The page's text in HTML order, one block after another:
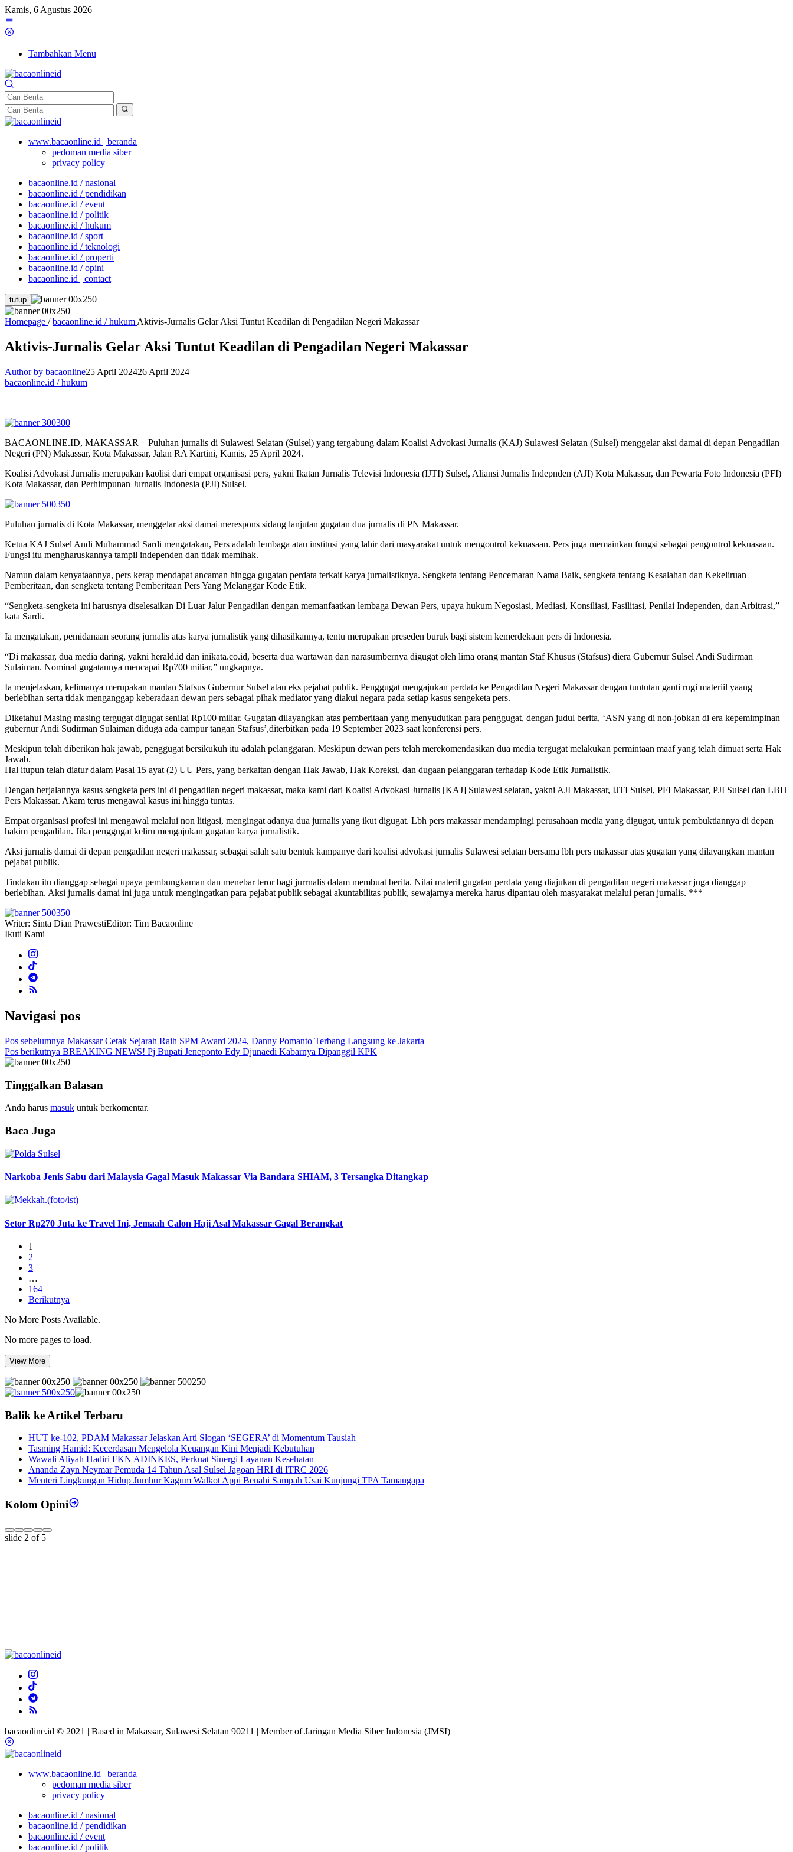
Kamis, 6 Agustus 2026
Tambahkan Menu
www.bacaonline.id | beranda
pedoman media siber
privacy policy
bacaonline.id / nasional
bacaonline.id / pendidikan
bacaonline.id / event
bacaonline.id / politik
bacaonline.id / hukum
bacaonline.id / sport
bacaonline.id / teknologi
bacaonline.id / properti
bacaonline.id / opini
bacaonline.id | contact
tutup
Homepage / bacaonline.id / hukum Aktivis-Jurnalis Gelar Aksi Tuntut Keadilan di Pengadilan Negeri Makassar
Aktivis-Jurnalis Gelar Aksi Tuntut Keadilan di Pengadilan Negeri Makassar
Author by bacaonline25 April 202426 April 2024
bacaonline.id / hukum
BACAONLINE.ID, MAKASSAR – Puluhan jurnalis di Sulawesi Selatan (Sulsel) yang tergabung dalam Koalisi Advokasi Jurnalis (KAJ) Sulawesi Selatan (Sulsel) menggelar aksi damai di depan Pengadilan
Negeri (PN) Makassar, Kota Makassar, Jalan RA Kartini, Kamis, 25 April 2024.
Koalisi Advokasi Jurnalis merupakan kaolisi dari empat organisasi pers, yakni Ikatan Jurnalis Televisi Indonesia (IJTI) Sulsel, Aliansi Jurnalis Indepnden (AJI) Kota Makassar, dan Pewarta Foto Indonesia (PFI)
Kota Makassar, dan Perhimpunan Jurnalis Indonesia (PJI) Sulsel.
Puluhan jurnalis di Kota Makassar, menggelar aksi damai merespons sidang lanjutan gugatan dua jurnalis di PN Makassar.
Ketua KAJ Sulsel Andi Muhammad Sardi mengatakan, Pers adalah lembaga atau institusi yang lahir dari masyarakat untuk mengontrol kekuasaan. Pers juga memainkan fungsi sebagai pengontrol kekuasaan.
Fungsi itu mengharuskannya tampil independen dan tidak memihak.
Namun dalam kenyataannya, pers kerap mendapat ancaman hingga gugatan perdata terkait karya jurnalistiknya. Sengketa tentang Pencemaran Nama Baik, sengketa tentang Kesalahan dan Kekeliruan
Pemberitaan, dan sengketa tentang Pemberitaan Pers Yang Melanggar Kode Etik.
“Sengketa-sengketa ini harusnya diselesaikan Di Luar Jalur Pengadilan dengan memanfaatkan lembaga Dewan Pers, upaya hukum Negosiasi, Mediasi, Konsiliasi, Fasilitasi, Penilai Independen, dan Arbitrasi,”
kata Sardi.
Ia mengatakan, pemidanaan seorang jurnalis atas karya jurnalistik yang dihasilkannya, tentu merupakan preseden buruk bagi sistem kemerdekaan pers di Indonesia.
“Di makassar, dua media daring, yakni herald.id dan inikata.co.id, beserta dua wartawan dan narasumbernya digugat oleh lima orang mantan Staf Khusus (Stafsus) diera Gubernur Sulsel Andi Sudirman
Sulaiman. Nominal gugatannya mencapai Rp700 miliar,” ungkapnya.
Ia menjelaskan, kelimanya merupakan mantan Stafsus Gubernur Sulsel atau eks pejabat publik. Penggugat mengajukan perdata ke Pengadilan Negeri Makassar dengan tuntutan ganti rugi materiil yaang
berlebihan serta tidak menganggap keberadaan dewan pers sebagai pihak mediator yang diakui negara pada setiap kasus sengeketa pers.
Diketahui Masing masing tergugat digugat senilai Rp100 miliar. Gugatan dilayangkan atas pemberitaan yang menyudutkan para penggugat, dengan judul berita, ‘ASN yang di non-jobkan di era kepemimpinan
gubernur Andi Sudirman Sulaiman diduga ada campur tangan Stafsus’,diterbitkan pada 19 September 2023 saat konferensi pers.
Meskipun telah diberikan hak jawab, penggugat bersikukuh itu adalah pelanggaran. Meskipun dewan pers telah merekomendasikan dua media tergugat melakukan permintaan maaf yang telah dimuat serta Hak
Jawab.
Hal itupun telah diatur dalam Pasal 15 ayat (2) UU Pers, yang berkaitan dengan Hak Jawab, Hak Koreksi, dan dugaan pelanggaran terhadap Kode Etik Jurnalistik.
Dengan berjalannya kasus sengketa pers ini di pengadilan negeri makassar, maka kami dari Koalisi Advokasi Jurnalis [KAJ] Sulawesi selatan, yakni AJI Makassar, IJTI Sulsel, PFI Makassar, PJI Sulsel dan LBH
Pers Makassar. Akam terus mengawal kasus ini hingga tuntas.
Empat organisasi profesi ini mengawal melalui non litigasi, mengingat adanya dua jurnalis yang ikut digugat. Lbh pers makassar mendampingi perusahaan media yang digugat, untuk pembuktiannya di depan
hakim pengadilan. Jika penggugat keliru mengajukan gugatan karya jurnalistik.
Aksi jurnalis damai di depan pengadilan negeri makassar, sebagai salah satu bentuk kampanye dari koalisi advokasi jurnalis Sulawesi selatan bersama lbh pers makassar atas gugatan yang dilayangkan mantan
pejabat publik.
Tindakan itu dianggap sebagai upaya pembungkaman dan menebar teror bagi jurrnalis dalam membuat berita. Nilai materil gugatan perdata yang diajukan di pengadilan negeri makassar juga dianggap
berlebihan. Aksi jurnalis damai ini juga untuk mengingatkan para pejabat publik sebagai akuntabilitas publik, sewajarnya mereka harus dipantau oleh masyarakat melalui peran jurnalis. ***
Writer: Sinta Dian PrawestiEditor: Tim Bacaonline
Ikuti Kami
Navigasi pos
Pos sebelumnya Makassar Cetak Sejarah Raih SPM Award 2024, Danny Pomanto Terbang Langsung ke Jakarta
Pos berikutnya BREAKING NEWS! Pj Bupati Jeneponto Edy Djunaedi Kabarnya Dipanggil KPK
Tinggalkan Balasan
Anda harus masuk untuk berkomentar.
Baca Juga
Narkoba Jenis Sabu dari Malaysia Gagal Masuk Makassar Via Bandara SHIAM, 3 Tersangka Ditangkap
Setor Rp270 Juta ke Travel Ini, Jemaah Calon Haji Asal Makassar Gagal Berangkat
1
2
3
…
164
Berikutnya
No More Posts Available.
No more pages to load.
View More
Balik ke Artikel Terbaru
HUT ke-102, PDAM Makassar Jelaskan Arti Slogan ‘SEGERA’ di Momentum Tausiah
Tasming Hamid: Kecerdasan Mengelola Keuangan Kini Menjadi Kebutuhan
Wawali Aliyah Hadiri FKN ADINKES, Perkuat Sinergi Layanan Kesehatan
Ananda Zayn Neymar Pemuda 14 Tahun Asal Sulsel Jagoan HRI di ITRC 2026
Menteri Lingkungan Hidup Jumhur Kagum Walkot Appi Benahi Sampah Usai Kunjungi TPA Tamangapa
Kolom Opini
slide 2 of 5
bacaonline.id © 2021 | Based in Makassar, Sulawesi Selatan 90211 | Member of Jaringan Media Siber Indonesia (JMSI)
www.bacaonline.id | beranda
pedoman media siber
privacy policy
bacaonline.id / nasional
bacaonline.id / pendidikan
bacaonline.id / event
bacaonline.id / politik